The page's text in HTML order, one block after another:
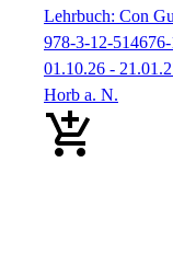
Lehrbuch: Con
978-3-12-514676-
01.10.26 -
Horb a. N.